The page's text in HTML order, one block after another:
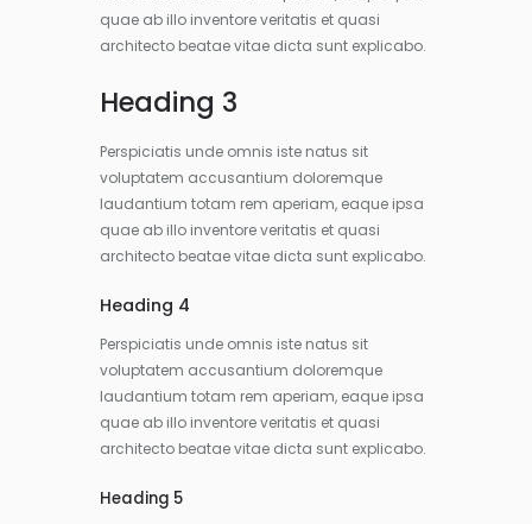
quae ab illo inventore veritatis et quasi
architecto beatae vitae dicta sunt explicabo.
Heading 3
Perspiciatis unde omnis iste natus sit
voluptatem accusantium doloremque
laudantium totam rem aperiam, eaque ipsa
quae ab illo inventore veritatis et quasi
architecto beatae vitae dicta sunt explicabo.
Heading 4
Perspiciatis unde omnis iste natus sit
voluptatem accusantium doloremque
laudantium totam rem aperiam, eaque ipsa
quae ab illo inventore veritatis et quasi
architecto beatae vitae dicta sunt explicabo.
Heading 5